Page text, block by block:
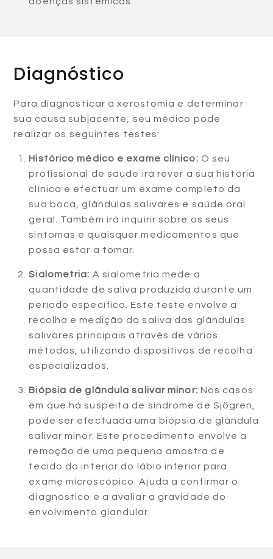
Diagnóstico
Para diagnosticar a xerostomia e determinar
sua causa subjacente, seu médico pode
realizar os seguintes testes:
Histórico médico e exame clínico: O seu
profissional de saúde irá rever a sua história
clínica e efectuar um exame completo da
sua boca, glândulas salivares e saúde oral
geral. Também irá inquirir sobre os seus
sintomas e quaisquer medicamentos que
possa estar a tomar.
Sialometria: A sialometria mede a
quantidade de saliva produzida durante um
período específico. Este teste envolve a
recolha e medição da saliva das glândulas
salivares principais através de vários
métodos, utilizando dispositivos de recolha
especializados.
Biópsia de glândula salivar minor: Nos casos
em que há suspeita de síndrome de Sjögren,
pode ser efectuada uma biópsia de glândula
salivar minor. Este procedimento envolve a
remoção de uma pequena amostra de
tecido do interior do lábio inferior para
exame microscópico. Ajuda a confirmar o
diagnóstico e a avaliar a gravidade do
envolvimento glandular.